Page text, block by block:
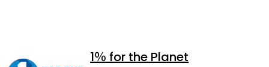
1％ for the Planet